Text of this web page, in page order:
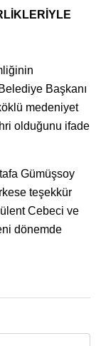
Başkanı
medeniyet
olduğunu ifade
Gümüşsoy
teşekkür
Cebeci ve
dönemde